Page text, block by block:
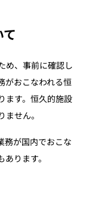
め、事前に確認し
がおこなわれる恒
ます。恒久的施設
せん。
務が国内でおこな
ります。